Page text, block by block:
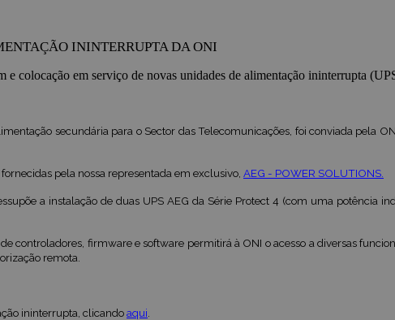
ININTERRUPTA DA ONI
colocação em serviço de novas unidades de alimentação ininterrupta
secundária para o Sector das Telecomunicações, foi conviada pela
pela nossa representada em exclusivo, AEG - POWER SOLUTIONS.
a instalação de duas UPS AEG da Série Protect 4 (com uma potência
controladores, firmware e software permitirá à ONI o acesso a diversas
remota.
ininterrupta, clicandoaqui